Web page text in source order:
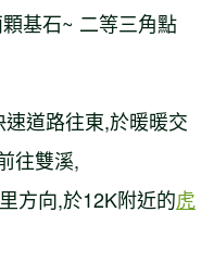
基石~ 二等三角點
道路往東,於暖暖交
往雙溪,
方向,於12K附近的虎